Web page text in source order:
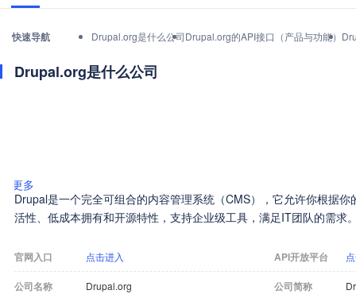
快速导航 Drupal.org是什么公司Drupal.org的API接口（产品与功能）
Drupal.org是什么公司
更多
Drupal是一个完全可组合的内容管理系统（CMS），它允许你根据
活性、低成本拥有和开源特性，支持企业级工具，满足IT团队的需求
官网入口 点击进入 API开放平台
公司名称 Drupal.org 公司简称